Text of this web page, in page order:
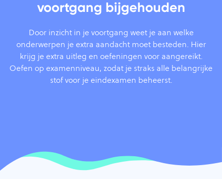
voortgang bijgehouden
Door inzicht in je voortgang weet je aan welke
onderwerpen je extra aandacht moet besteden. Hier
krijg je extra uitleg en oefeningen voor aangereikt.
Oefen op examenniveau, zodat je straks alle belangrijke
stof voor je eindexamen beheerst.